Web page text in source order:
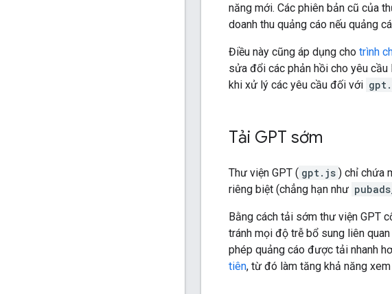
năng mới. Các phiên bản cũ của
doanh thu quảng cáo nếu quảng
Điều này cũng áp dụng cho trình
sửa đổi các phản hồi cho yêu
khi xử lý các yêu cầu đối với
Tải GPT sớm
Thư viện GPT ( gpt.js ) chỉ chứa
riêng biệt (chẳng hạn như
Bằng cách tải sớm thư viện GPT
tránh mọi độ trễ bổ sung liên
phép quảng cáo được tải nhanh
tiên, từ đó làm tăng khả năng